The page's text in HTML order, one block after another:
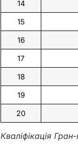
14
15
16
17
18
19
20
Кваліфікація